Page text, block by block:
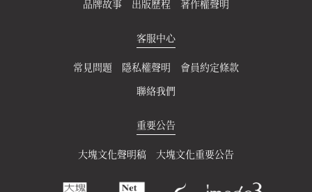
品牌故事 出版歷程 著作權聲明
客服中心
常見問題 隱私權聲明
會員約定條款
聯絡我們
重要公告
大塊文化聲明稿 大塊文化重要公告